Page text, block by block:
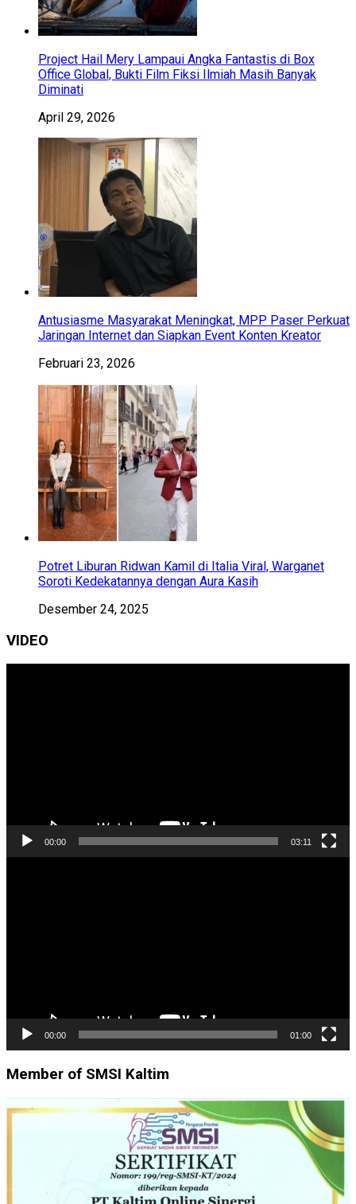
Project Hail Mery Lampaui Angka Fantastis di Box
Office Global, Bukti Film Fiksi Ilmiah Masih Banyak
Diminati
April 29, 2026
Antusiasme Masyarakat Meningkat, MPP Paser Perkuat
Jaringan Internet dan Siapkan Event Konten Kreator
Februari 23, 2026
Potret Liburan Ridwan Kamil di Italia Viral, Warganet
Soroti Kedekatannya dengan Aura Kasih
Desember 24, 2025
VIDEO
00:00 03:11
00:00 01:00
Member of SMSI Kaltim